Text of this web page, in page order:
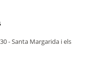
- Santa Margarida i els